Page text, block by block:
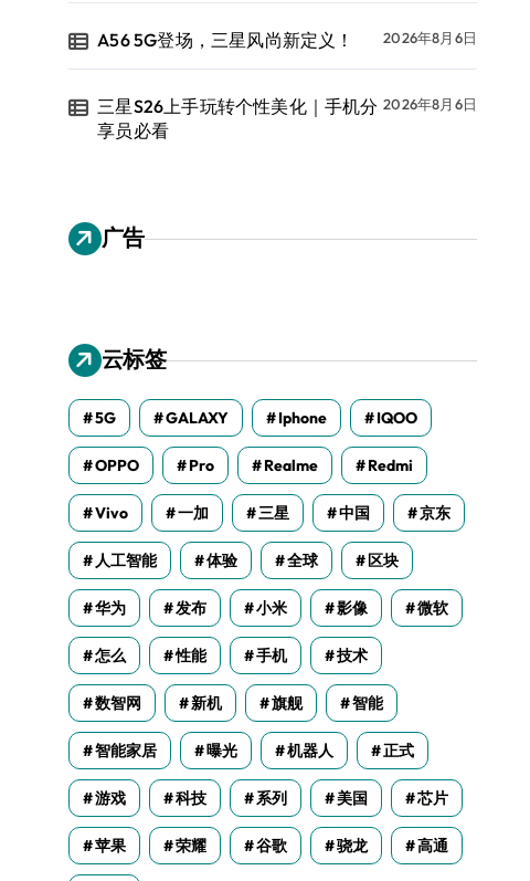
A56 5G登场，三星风尚新定义！ 2026年8月6日
三星S26上手玩转个性美化｜手机分
享员必看
2026年8月6日
广告
云标签
5G GALAXY Iphone IQOO
OPPO Pro Realme Redmi
Vivo 一加 三星 中国 京东
人工智能 体验 全球 区块
华为 发布 小米 影像 微软
怎么 性能 手机 技术
数智网 新机 旗舰 智能
智能家居 曝光 机器人 正式
游戏 科技 系列 美国 芯片
苹果 荣耀 谷歌 骁龙 高通